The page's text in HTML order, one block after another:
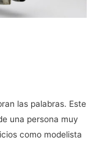
las palabras. Este
una persona muy
como modelista